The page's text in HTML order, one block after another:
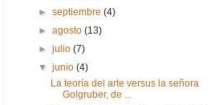
►septiembre(4)
►agosto(13)
►julio(7)
▼junio(4)
La teoría del arte versus la señora
Golgruber, de ...